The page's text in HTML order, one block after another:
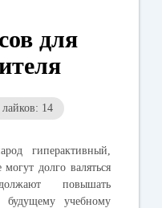
для
лайков: 14
гиперактивный,
долго валяться
повышать
будущему учебному